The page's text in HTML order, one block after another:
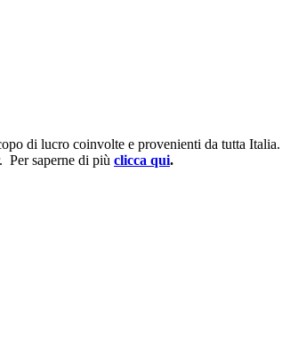
di lucro coinvolte e provenienti da tutta
Per saperne di più clicca qui.